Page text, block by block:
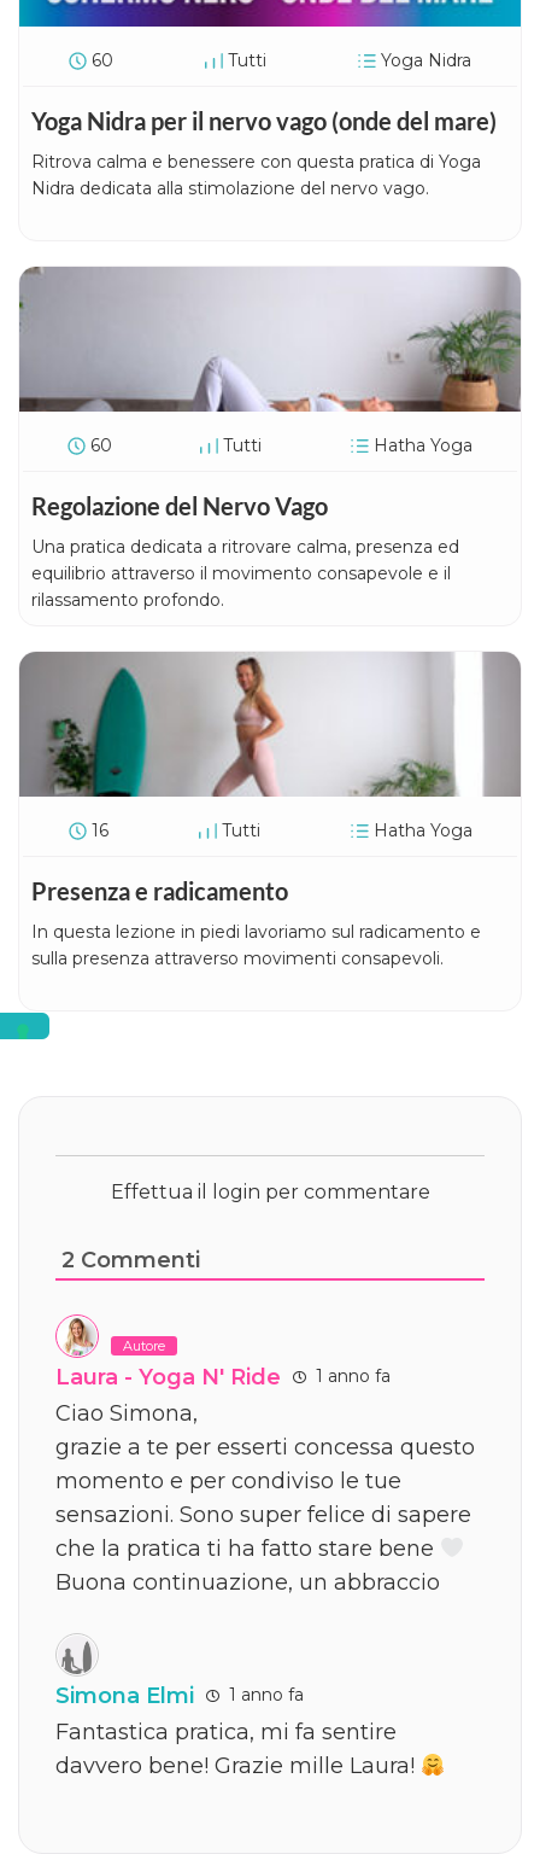
60 Tutti Yoga Nidra
Yoga Nidra per il nervo vago (onde del mare)
Ritrova calma e benessere con questa pratica di Yoga
Nidra dedicata alla stimolazione del nervo vago.
60 Tutti Hatha Yoga
Regolazione del Nervo Vago
Una pratica dedicata a ritrovare calma, presenza ed
equilibrio attraverso il movimento consapevole e il
rilassamento profondo.
16 Tutti Hatha Yoga
Presenza e radicamento
In questa lezione in piedi lavoriamo sul radicamento e
sulla presenza attraverso movimenti consapevoli.
Effettua il login per commentare
2 Commenti
Autore
Laura - Yoga N' Ride 1 anno fa
Ciao Simona,
grazie a te per esserti concessa questo
momento e per condiviso le tue
sensazioni. Sono super felice di sapere
che la pratica ti ha fatto stare bene
Buona continuazione, un abbraccio
Simona Elmi 1 anno fa
Fantastica pratica, mi fa sentire
davvero bene! Grazie mille Laura!